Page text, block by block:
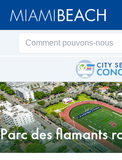
Passer
contenu
Passer
contenu
Parc des flamants